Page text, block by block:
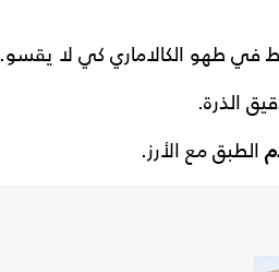
في طهو الكالاماري كي لا يقسو.
الذرة.
الطبق مع الأرز.